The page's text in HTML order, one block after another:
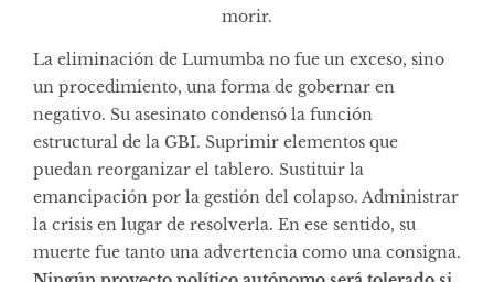
morir.
La eliminación de Lumumba no fue un exceso, sino
un procedimiento, una forma de gobernar en
negativo. Su asesinato condensó la función
estructural de la GBI. Suprimir elementos que
puedan reorganizar el tablero. Sustituir la
emancipación por la gestión del colapso. Administrar
la crisis en lugar de resolverla. En ese sentido, su
muerte fue tanto una advertencia como una consigna.